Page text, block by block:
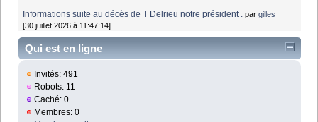
Informations suite au décès de T Delrieu notre président . pargilles
[30 juillet 2026 à 11:47:14]
Qui est en ligne
Invités: 491
Robots: 11
Caché: 0
Membres: 0